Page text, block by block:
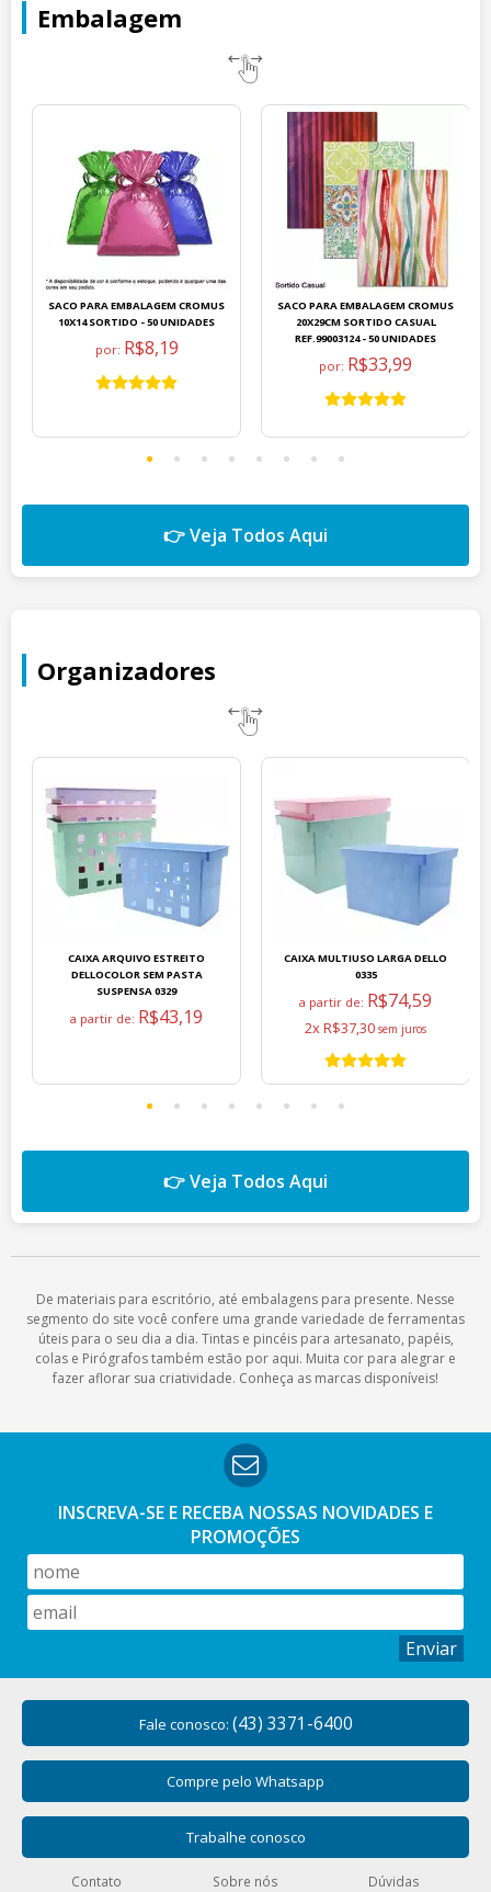
Embalagem
SACO PARA EMBALAGEM CROMUS
10X14 SORTIDO - 50 UNIDADES
por: R$8,19
SACO PARA EMBALAGEM CROMUS
20X29CM SORTIDO CASUAL
REF.99003124 - 50 UNIDADES
por: R$33,99
👉 Veja Todos Aqui
Organizadores
CAIXA ARQUIVO ESTREITO
DELLOCOLOR SEM PASTA
SUSPENSA 0329
a partir de: R$43,19
CAIXA MULTIUSO LARGA DELLO
0335
a partir de: R$74,59
2x R$37,30
👉 Veja Todos Aqui
De materiais para escritório, até embalagens para presente. Nesse
segmento do site você confere uma grande variedade de ferramentas
úteis para o seu dia a dia. Tintas e pincéis para artesanato, papéis,
colas e Pirógrafos também estão por aqui. Muita cor para alegrar e
fazer aflorar sua criatividade. Conheça as marcas disponíveis!
INSCREVA-SE E RECEBA NOSSAS NOVIDADES E
PROMOÇÕES
Enviar
Fale conosco: (43) 3371-6400
Compre pelo Whatsapp
Trabalhe conosco
Contato Sobre nós Dúvidas